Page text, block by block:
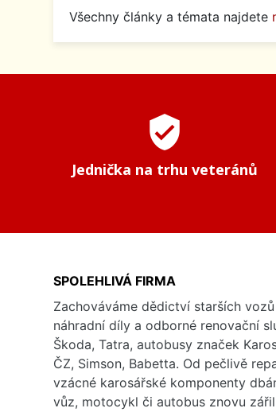
Všechny články a témata najdete
verified_user
Jednička na trhu veteránů
SPOLEHLIVÁ FIRMA
Zachováváme dědictví starších
náhradní díly a odborné renovační
Škoda, Tatra, autobusy značek
ČZ, Simson, Babetta. Od pečlivě
vzácné karosářské komponenty
vůz, motocykl či autobus znovu